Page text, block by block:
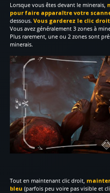
Lorsque vous êtes devant le minerais,
pour faire apparaître votre
dessous. Vous garderez le clic
Vous avez généralement 3 zones à
Plus rarement, une ou 2 zones sont
minerais.
Tout en maintenant clic droit,
bleu (parfois peu voire pas visible et